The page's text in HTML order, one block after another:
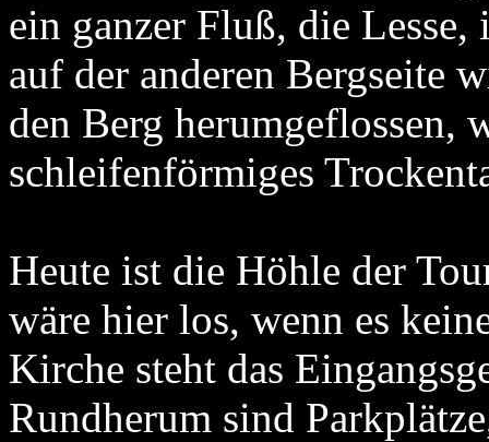
ein ganzer Fluß, die
auf der anderen Bergseite
den Berg herumgeflossen,
schleifenförmiges
Heute ist die Höhle der
wäre hier los, wenn es
Kirche steht das
Rundherum sind